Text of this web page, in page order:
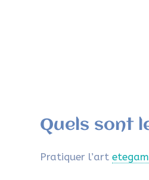
Quels sont
Pratiquer l’art